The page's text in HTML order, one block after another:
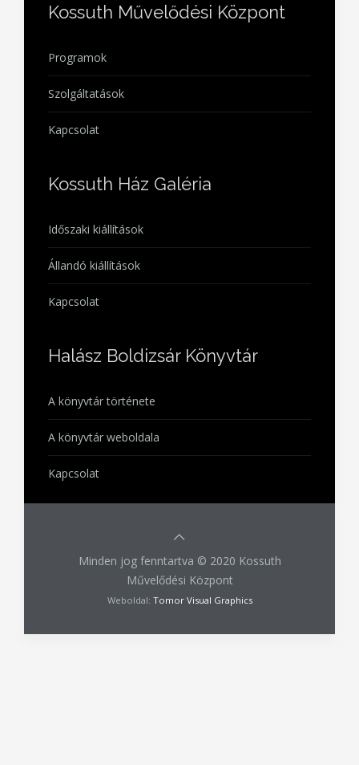
Kossuth Művelődési Központ
Programok
Szolgáltatások
Kapcsolat
Kossuth Ház Galéria
Időszaki kiállítások
Állandó kiállítások
Kapcsolat
Halász Boldizsár Könyvtár
A könyvtár története
A könyvtár weboldala
Kapcsolat
Minden jog fenntartva © 2020 Kossuth
Művelődési Központ
Weboldal: Tomor Visual Graphics